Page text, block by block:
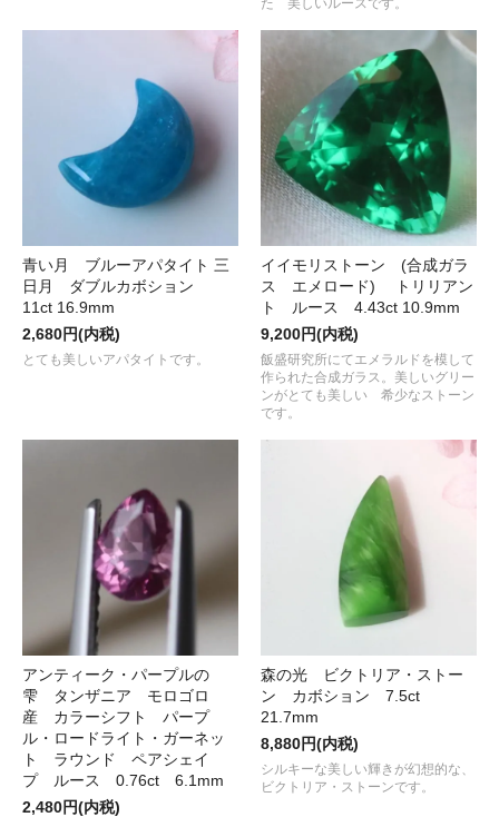
青い月 ブルーアパタイト 三
日月 ダブルカボション
11ct 16.9mm
2,680円(内税)
とても美しいアパタイトです。
イイモリストーン (合成ガラ
ス エメロード) トリリアン
ト ルース 4.43ct 10.9mm
9,200円(内税)
飯盛研究所にてエメラルドを模して
作られた合成ガラス。美しいグリー
ンがとても美しい 希少なストーン
です。
アンティーク・パープルの
雫 タンザニア モロゴロ
産 カラーシフト パープ
ル・ロードライト・ガーネッ
ト ラウンド ペアシェイ
プ ルース 0.76ct 6.1mm
2,480円(内税)
森の光 ビクトリア・ストー
ン カボション 7.5ct
21.7mm
8,880円(内税)
シルキーな美しい輝きが幻想的な、
ビクトリア・ストーンです。